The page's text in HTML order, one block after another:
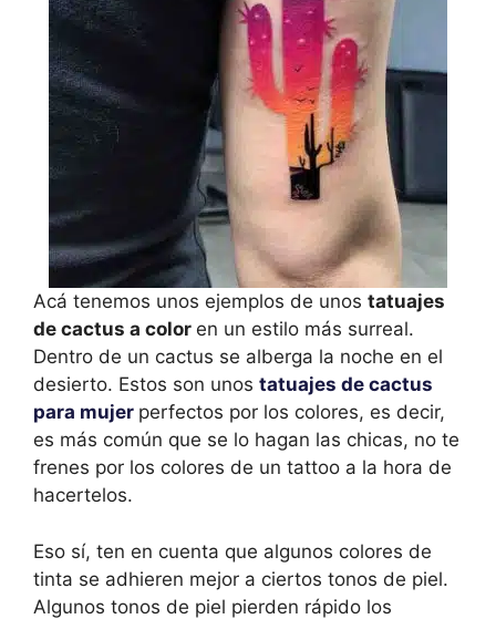
Acá tenemos unos ejemplos de unos tatuajes
de cactus a color en un estilo más surreal.
Dentro de un cactus se alberga la noche en el
desierto. Estos son unos tatuajes de cactus
para mujer perfectos por los colores, es decir,
es más común que se lo hagan las chicas, no te
frenes por los colores de un tattoo a la hora de
hacertelos.
Eso sí, ten en cuenta que algunos colores de
tinta se adhieren mejor a ciertos tonos de piel.
Algunos tonos de piel pierden rápido los